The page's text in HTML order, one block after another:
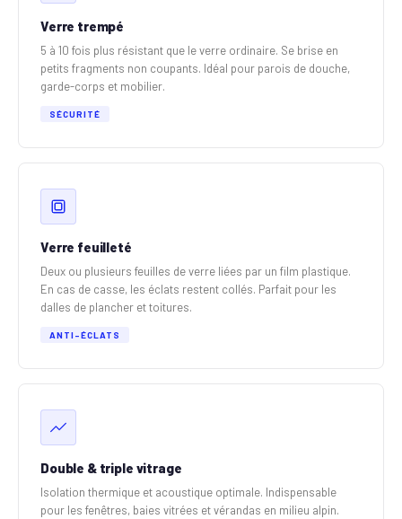
Verre trempé
5 à 10 fois plus résistant que le verre ordinaire. Se brise en
petits fragments non coupants. Idéal pour parois de douche,
garde-corps et mobilier.
SÉCURITÉ
Verre feuilleté
Deux ou plusieurs feuilles de verre liées par un film plastique.
En cas de casse, les éclats restent collés. Parfait pour les
dalles de plancher et toitures.
ANTI-ÉCLATS
Double & triple vitrage
Isolation thermique et acoustique optimale. Indispensable
pour les fenêtres, baies vitrées et vérandas en milieu alpin.